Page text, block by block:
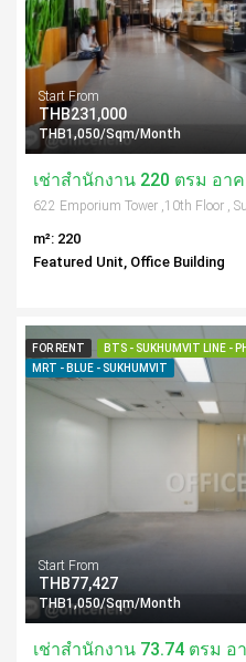
Start From
THB231,000
THB1,050/Sqm/Month
m²: 220
Featured Unit, Office Building
FOR RENT
BTS - SUKHUMVIT LINE -
MRT - BLUE - SUKHUMVIT
Start From
THB77,427
THB1,050/Sqm/Month